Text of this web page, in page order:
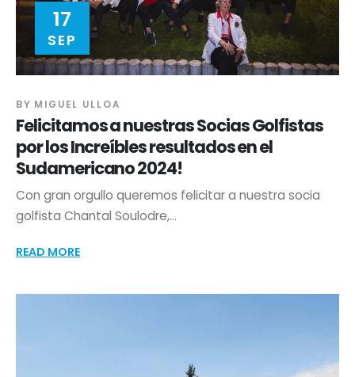
17
SEP
BY MIGUEL ULLOA
Felicitamos a nuestras Socias Golfistas
por los Increíbles resultados en el
Sudamericano 2024!
Con gran orgullo queremos felicitar a nuestra socia
golfista Chantal Soulodre,...
READ MORE